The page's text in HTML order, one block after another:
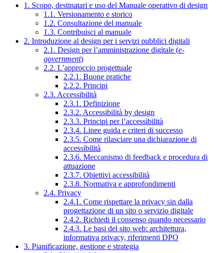
1. Scopo, destinatari e uso del Manuale operativo di design
1.1. Versionamento e storico
1.2. Consultazione del manuale
1.3. Contribuisci al manuale
2. Introduzione al design per i servizi pubblici digitali
2.1. Design per l’amministrazione digitale (e-
government)
2.2. L’approccio progettuale
2.2.1. Buone pratiche
2.2.2. Principi
2.3. Accessibilità
2.3.1. Definizione
2.3.2. Accessibilità by design
2.3.3. Principi per l’accessibilità
2.3.4. Linee guida e criteri di successo
2.3.5. Come rilasciare una dichiarazione di
accessibilità
2.3.6. Meccanismo di feedback e procedura di
attuazione
2.3.7. Obiettivi accessibilità
2.3.8. Normativa e approfondimenti
2.4. Privacy
2.4.1. Come rispettare la privacy sin dalla
progettazione di un sito o servizio digitale
2.4.2. Richiedi il consenso quando necessario
2.4.3. Le basi del sito web: architettura,
informativa privacy, riferimenti DPO
3. Pianificazione, gestione e strategia